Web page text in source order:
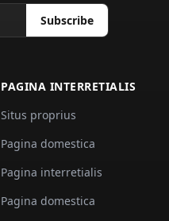
Subscribe
PAGINA INTERRETIALIS
Situs proprius
Pagina domestica
Pagina interretialis
Pagina domestica